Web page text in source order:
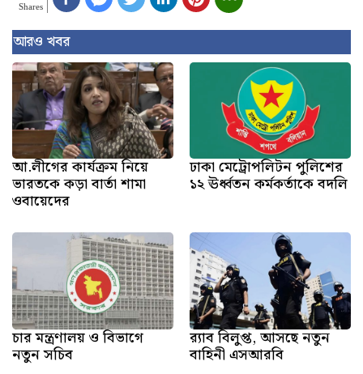
Shares
আরও খবর
আ.লীগের কার্যক্রম নিয়ে
ভারতকে কড়া বার্তা শামা
ওবায়েদের
ঢাকা মেট্রোপলিটন পুলিশের
১২ ঊর্ধ্বতন কর্মকর্তাকে বদলি
চার মন্ত্রণালয় ও বিভাগে
নতুন সচিব
র‍্যাব বিলুপ্ত, আসছে নতুন
বাহিনী এসআরবি